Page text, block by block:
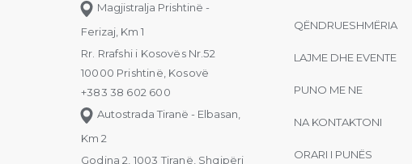
Magjistralja Prishtinë -
Ferizaj, Km 1
Rr. Rrafshi i Kosovës Nr.52
10000 Prishtinë, Kosovë
+383 38 602 600
Autostrada Tiranë - Elbasan,
Km 2
Godina 2, 1003 Tiranë, Shqipëri
QËNDRUESHMËRIA
LAJME DHE EVENTE
PUNO ME NE
NA KONTAKTONI
ORARI I PUNËS